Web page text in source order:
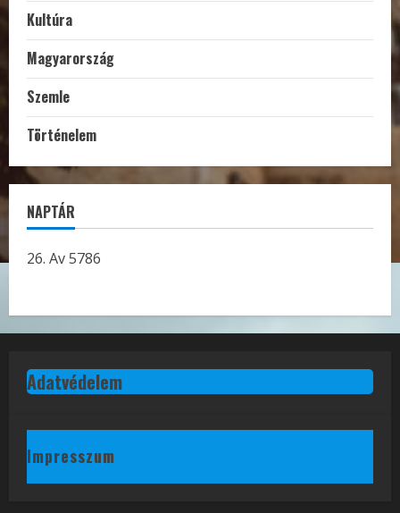
Kultúra
Magyarország
Szemle
Történelem
NAPTÁR
26. Av 5786
Adatvédelem
Impresszum